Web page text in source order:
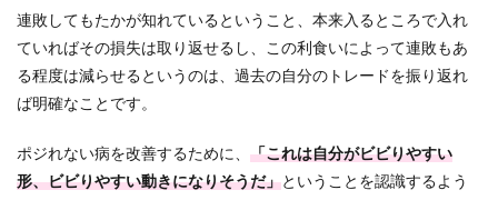
連敗してもたかが知れているということ、本来入るところで入れ
ていればその損失は取り返せるし、この利食いによって連敗もあ
る程度は減らせるというのは、過去の自分のトレードを振り返れ
ば明確なことです。
ポジれない病を改善するために、 「これは自分がビビりやすい
形、ビビりやすい動きになりそうだ」ということを認識するよう